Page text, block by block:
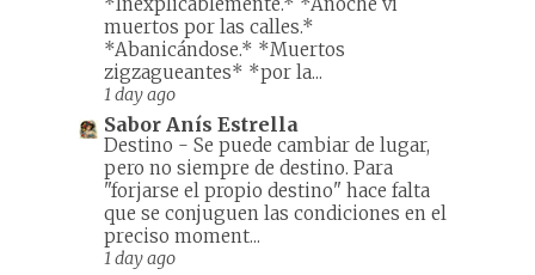
*Inexplicablemente.* *Anoche vi
muertos por las calles.*
*Abanicándose.* *Muertos
zigzagueantes* *por la...
1 day ago
Sabor Anís Estrella
Destino - Se puede cambiar de lugar,
pero no siempre de destino. Para
"forjarse el propio destino" hace falta
que se conjuguen las condiciones en el
preciso moment...
1 day ago